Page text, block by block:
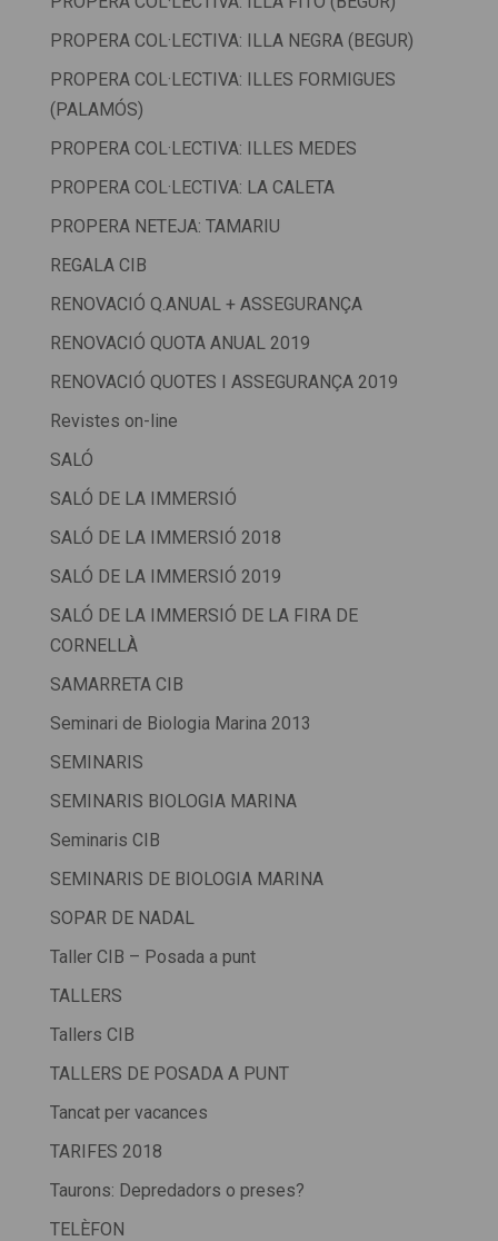
PROPERA COL·LECTIVA: ILLA NEGRA (BEGUR)
PROPERA COL·LECTIVA: ILLES FORMIGUES
(PALAMÓS)
PROPERA COL·LECTIVA: ILLES MEDES
PROPERA COL·LECTIVA: LA CALETA
PROPERA NETEJA: TAMARIU
REGALA CIB
RENOVACIÓ Q.ANUAL + ASSEGURANÇA
RENOVACIÓ QUOTA ANUAL 2019
RENOVACIÓ QUOTES I ASSEGURANÇA 2019
Revistes on-line
SALÓ
SALÓ DE LA IMMERSIÓ
SALÓ DE LA IMMERSIÓ 2018
SALÓ DE LA IMMERSIÓ 2019
SALÓ DE LA IMMERSIÓ DE LA FIRA DE
CORNELLÀ
SAMARRETA CIB
Seminari de Biologia Marina 2013
SEMINARIS
SEMINARIS BIOLOGIA MARINA
Seminaris CIB
SEMINARIS DE BIOLOGIA MARINA
SOPAR DE NADAL
Taller CIB – Posada a punt
TALLERS
Tallers CIB
TALLERS DE POSADA A PUNT
Tancat per vacances
TARIFES 2018
Taurons: Depredadors o preses?
TELÈFON